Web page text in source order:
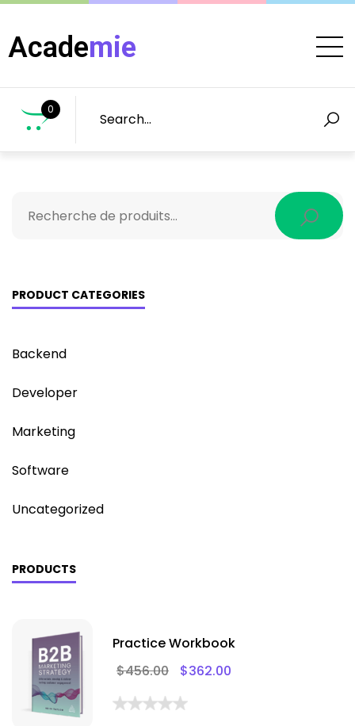
Academie
0
PRODUCT CATEGORIES
Backend
Developer
Marketing
Software
Uncategorized
PRODUCTS
Practice Workbook
$456.00 $362.00